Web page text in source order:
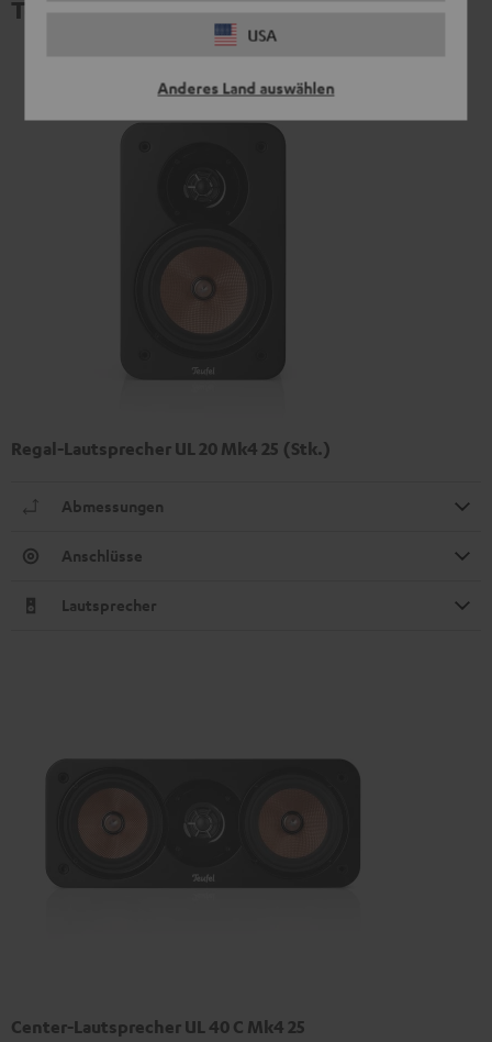
USA
Anderes Land auswählen
Technische Daten
Regal-Lautsprecher UL 20 Mk4 25 (Stk.)
Abmessungen
Anschlüsse
Lautsprecher
Center-Lautsprecher UL 40 C Mk4 25